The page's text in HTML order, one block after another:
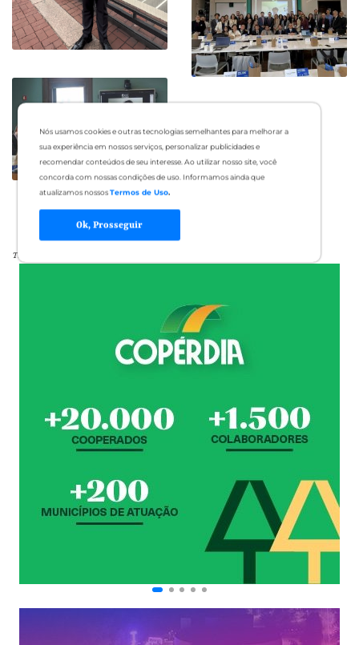
Nós usamos cookies e outras tecnologias semelhantes para melhorar a
sua experiência em nossos serviços, personalizar publicidades e
recomendar conteúdos de seu interesse. Ao utilizar nosso site, você
concorda com nossas condições de uso. Informamos ainda que
atualizamos nossosTermos de Uso.
Ok, Prosseguir
Tags: